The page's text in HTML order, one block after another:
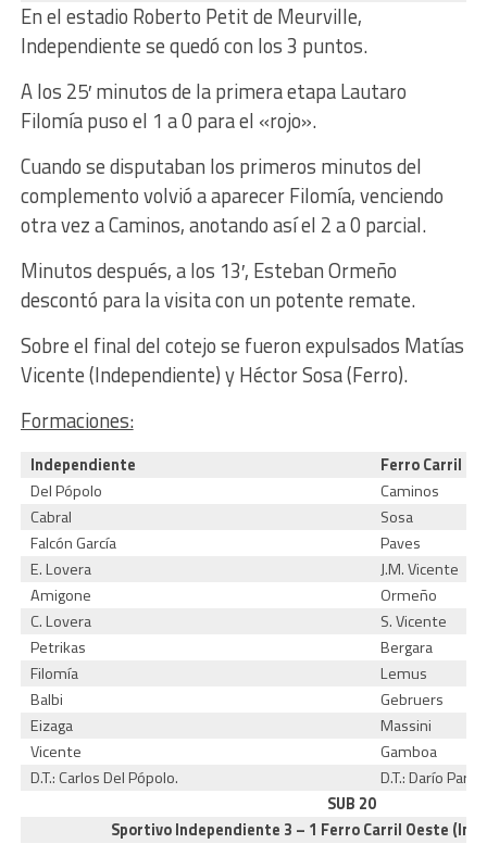
En el estadio Roberto Petit de Meurville,
Independiente se quedó con los 3 puntos.
A los 25′ minutos de la primera etapa Lautaro
Filomía puso el 1 a 0 para el «rojo».
Cuando se disputaban los primeros minutos del
complemento volvió a aparecer Filomía, venciendo
otra vez a Caminos, anotando así el 2 a 0 parcial.
Minutos después, a los 13′, Esteban Ormeño
descontó para la visita con un potente remate.
Sobre el final del cotejo se fueron expulsados Matías
Vicente (Independiente) y Héctor Sosa (Ferro).
Formaciones:
Independiente
Ferro Carril
Del Pópolo
Caminos
Cabral
Sosa
Falcón García
Paves
E. Lovera
J.M. Vicente
Amigone
Ormeño
C. Lovera
S. Vicente
Petrikas
Bergara
Filomía
Lemus
Balbi
Gebruers
Eizaga
Massini
Vicente
Gamboa
D.T.: Carlos Del Pópolo.
D.T.: Darío Parisi.
SUB 20
Sportivo Independiente 3 – 1 Ferro Carril Oeste